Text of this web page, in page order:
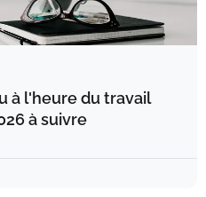
à l'heure du travail
à suivre